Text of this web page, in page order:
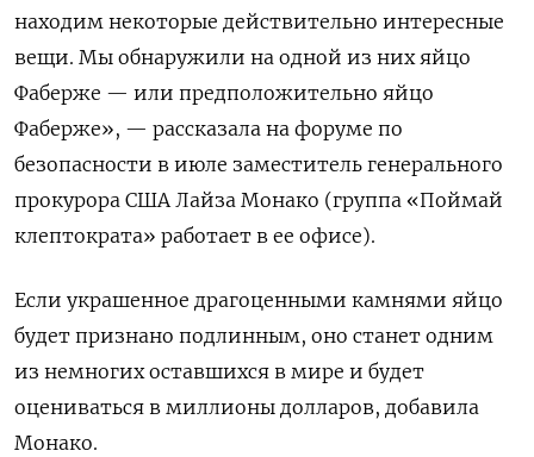
находим некоторые действительно интересные
вещи. Мы обнаружили на одной из них яйцо
Фаберже — или предположительно яйцо
Фаберже», — рассказала на форуме по
безопасности в июле заместитель генерального
прокурора США Лайза Монако (группа «Поймай
клептократа» работает в ее офисе).
Если украшенное драгоценными камнями яйцо
будет признано подлинным, оно станет одним
из немногих оставшихся в мире и будет
оцениваться в миллионы долларов, добавила
Монако.